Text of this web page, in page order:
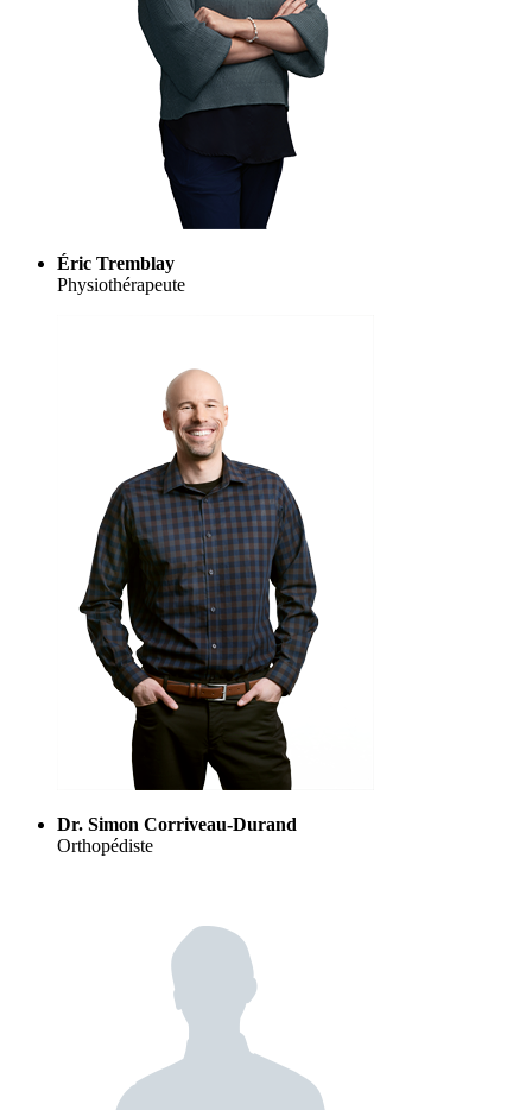
Éric Tremblay
Physiothérapeute
Dr. Simon Corriveau-Durand
Orthopédiste